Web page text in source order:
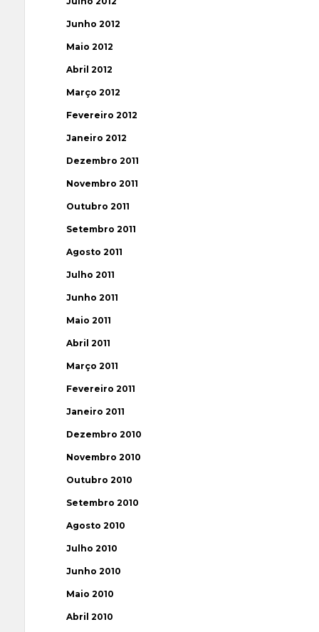
Junho 2012
Maio 2012
Abril 2012
Março 2012
Fevereiro 2012
Janeiro 2012
Dezembro 2011
Novembro 2011
Outubro 2011
Setembro 2011
Agosto 2011
Julho 2011
Junho 2011
Maio 2011
Abril 2011
Março 2011
Fevereiro 2011
Janeiro 2011
Dezembro 2010
Novembro 2010
Outubro 2010
Setembro 2010
Agosto 2010
Julho 2010
Junho 2010
Maio 2010
Abril 2010